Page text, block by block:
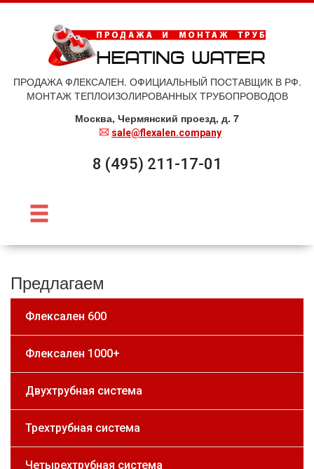
ПРОДАЖА ФЛЕКСАЛЕН. ОФИЦИАЛЬНЫЙ ПОСТАВЩИК В РФ.
МОНТАЖ ТЕПЛОИЗОЛИРОВАННЫХ ТРУБОПРОВОДОВ
Москва, Чермянский проезд, д. 7
sale@flexalen.company
8 (495) 211-17-01
Предлагаем
Флексален 600
Флексален 1000+
Двухтрубная система
Трехтрубная система
Четырехтрубная система